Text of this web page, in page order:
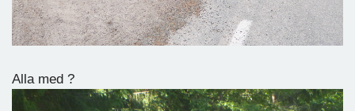
Alla med ?